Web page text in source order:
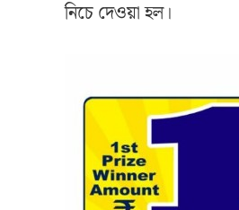
নিচে দেওয়া হল।